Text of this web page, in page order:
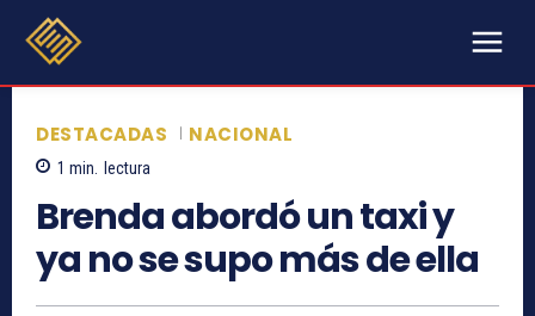
DESTACADAS NACIONAL
1 min. lectura
Brenda abordó un taxi y
ya no se supo más de ella